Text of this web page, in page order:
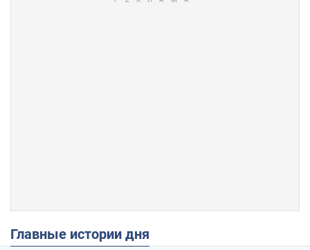
Главные истории дня